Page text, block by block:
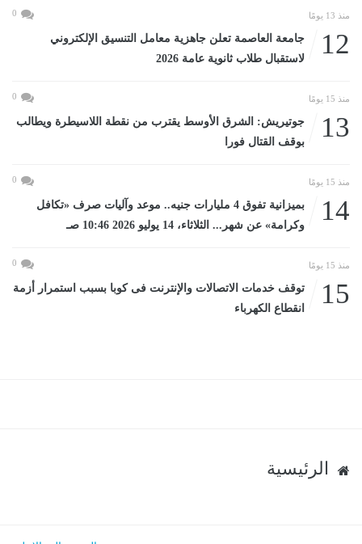
منذ 13 يومًا 0
12
جامعة العاصمة تعلن جاهزية معامل التنسيق الإلكتروني
لاستقبال طلاب ثانوية عامة 2026
منذ 15 يومًا 0
13
جوتيريش: الشرق الأوسط يقترب من نقطة اللاسيطرة ويطالب
بوقف القتال فورا
منذ 15 يومًا 0
14
بميزانية تفوق 4 مليارات جنيه.. موعد وآليات صرف «تكافل
وكرامة» عن شهر... الثلاثاء، 14 يوليو 2026 10:46 صـ
منذ 15 يومًا 0
15
توقف خدمات الاتصالات والإنترنت فى كوبا بسبب استمرار أزمة
انقطاع الكهرباء
الرئيسية